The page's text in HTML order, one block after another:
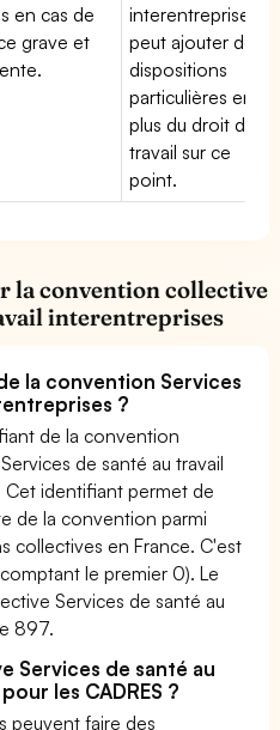
en cas de
grave et
interentreprises
peut ajouter des
dispositions
particulières en
plus du droit du
travail sur ce
point.
la convention collective
interentreprises
la convention Services
?
de la convention
de santé au travail
identifiant permet de
de la convention parmi
collectives en France. C'est
le premier 0). Le
Services de santé au
897.
Services de santé au
les CADRES ?
peuvent faire des